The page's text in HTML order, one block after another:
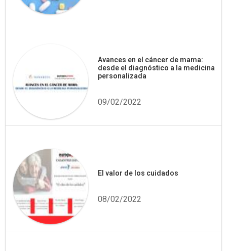
Avances en el cáncer de mama:
desde el diagnóstico a la medicina
personalizada
09/02/2022
El valor de los cuidados
08/02/2022